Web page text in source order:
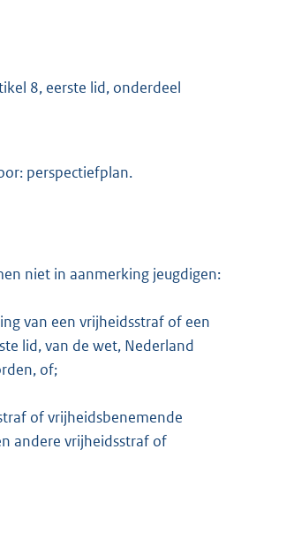
8, eerste lid, onderdeel
perspectiefplan.
niet in aanmerking jeugdigen:
van een vrijheidsstraf of een
lid, van de wet, Nederland
of;
of vrijheidsbenemende
andere vrijheidsstraf of